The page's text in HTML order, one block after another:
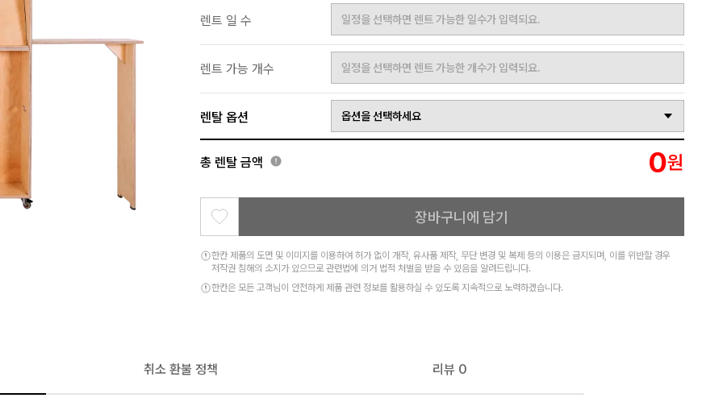
렌트 일 수 일정을 선택하면 렌트 가능한 일수가 입력되요.
렌트 가능 개수 일정을 선택하면 렌트 가능한 개수가 입력되요.
렌탈 옵션 옵션을 선택하세요
총 렌탈 금액 0원
장바구니에 담기
한칸 제품의 도면 및 이미지를 이용하여 허가 없이 개작, 유사품 제작, 무단 변경 및 복제 등의 이용은 금지되며, 이를 위반할 경우
저작권 침해의 소지가 있으므로 관련법에 의거 법적 처벌을 받을 수 있음을 알려드립니다.
한칸은 모든 고객님이 안전하게 제품 관련 정보를 활용하실 수 있도록 지속적으로 노력하겠습니다.
취소 환불 정책 리뷰 0